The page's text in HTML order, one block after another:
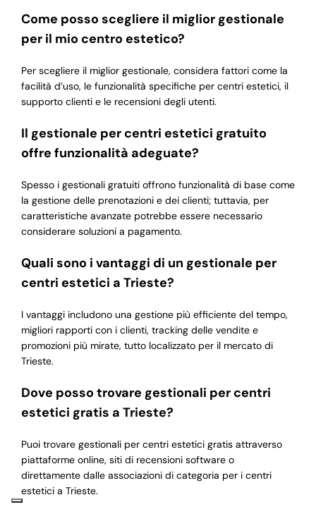
Come posso scegliere il miglior gestionale
per il mio centro estetico?
Per scegliere il miglior gestionale, considera fattori come la
facilità d’uso, le funzionalità specifiche per centri estetici, il
supporto clienti e le recensioni degli utenti.
Il gestionale per centri estetici gratuito
offre funzionalità adeguate?
Spesso i gestionali gratuiti offrono funzionalità di base come
la gestione delle prenotazioni e dei clienti; tuttavia, per
caratteristiche avanzate potrebbe essere necessario
considerare soluzioni a pagamento.
Quali sono i vantaggi di un gestionale per
centri estetici a Trieste?
I vantaggi includono una gestione più efficiente del tempo,
migliori rapporti con i clienti, tracking delle vendite e
promozioni più mirate, tutto localizzato per il mercato di
Trieste.
Dove posso trovare gestionali per centri
estetici gratis a Trieste?
Puoi trovare gestionali per centri estetici gratis attraverso
piattaforme online, siti di recensioni software o
direttamente dalle associazioni di categoria per i centri
estetici a Trieste.